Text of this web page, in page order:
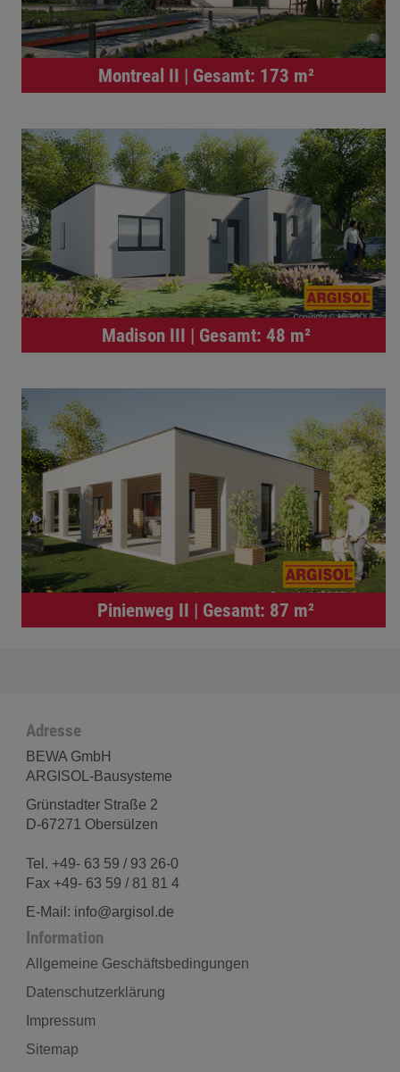
Montreal II | Gesamt: 173 m²
Madison III | Gesamt: 48 m²
Pinienweg II | Gesamt: 87 m²
Adresse
BEWA GmbH
ARGISOL-Bausysteme
Grünstadter Straße 2
D-67271 Obersülzen
Tel. +49- 63 59 / 93 26-0
Fax +49- 63 59 / 81 81 4
E-Mail: info@argisol.de
Information
Allgemeine Geschäftsbedingungen
Datenschutzerklärung
Impressum
Sitemap